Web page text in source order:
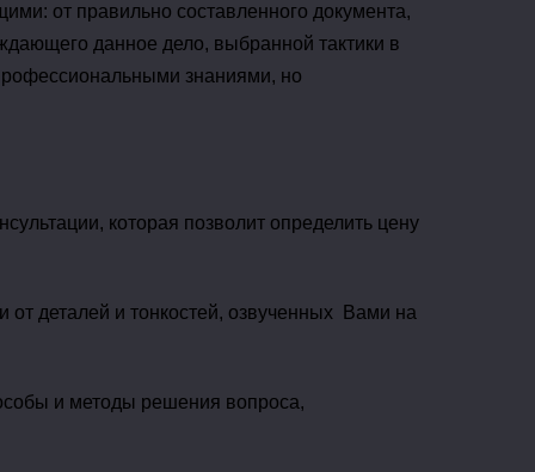
от правильно составленного документа,
данное дело, выбранной тактики в
знаниями, но
которая позволит определить цену
от деталей и тонкостей, озвученных Вами на
и методы решения вопроса,